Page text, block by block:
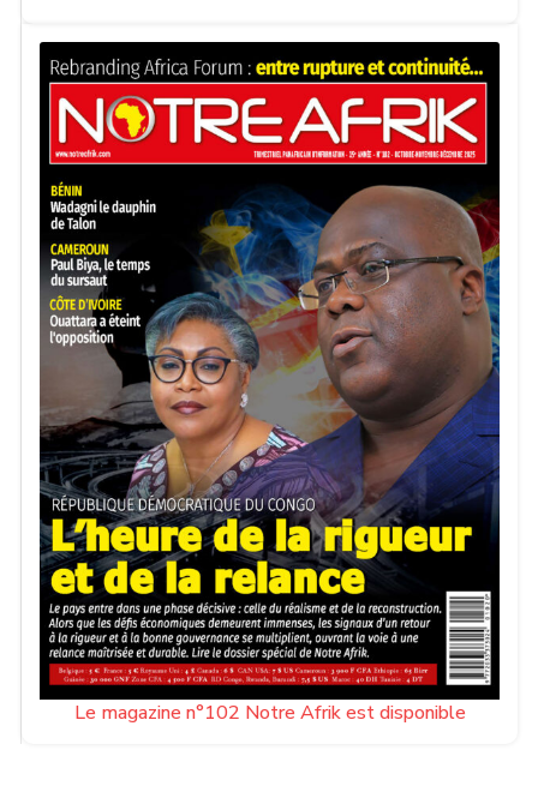
Le magazine n°102 Notre Afrik est disponible